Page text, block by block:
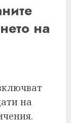
на
на